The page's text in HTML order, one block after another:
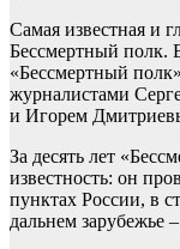
Самая известная и
Бессмертный полк.
«Бессмертный
журналистами
и Игорем
За десять лет
известность: он
пунктах России, в
дальнем